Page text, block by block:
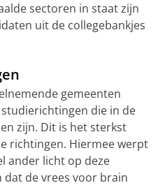
sectoren in staat zijn
uit de collegebankjes
gemeenten
die in de
zijn. Dit is het sterkst
richtingen. Hiermee werpt
ander licht op deze
de vrees voor brain